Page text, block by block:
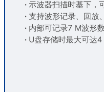
· 示波器扫描时基下，
· 支持波形记录、回放
· 内部可记录7 M波形
· U盘存储时最大可达